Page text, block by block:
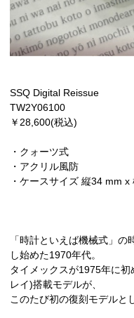
SSQ Digital Reissue
TW2Y06100
￥28,600(税込)
・クォーツ式
・アクリル風防
・ケースサイズ 縦34 mm x
「時計といえば機械式」
し始めた1970年代。
タイメックスが1975年に
レイ)搭載モデルが、
このたび初の復刻モデルと